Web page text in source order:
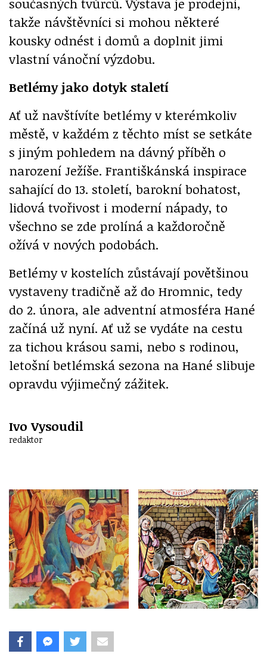
současných tvůrců. Výstava je prodejní,
takže návštěvníci si mohou některé
kousky odnést i domů a doplnit jimi
vlastní vánoční výzdobu.
Betlémy jako dotyk staletí
Ať už navštívíte betlémy v kterémkoliv
městě, v každém z těchto míst se setkáte
s jiným pohledem na dávný příběh o
narození Ježíše. Františkánská inspirace
sahající do 13. století, barokní bohatost,
lidová tvořivost i moderní nápady, to
všechno se zde prolíná a každoročně
ožívá v nových podobách.
Betlémy v kostelích zůstávají povětšinou
vystaveny tradičně až do Hromnic, tedy
do 2. února, ale adventní atmosféra Hané
začíná už nyní. Ať už se vydáte na cestu
za tichou krásou sami, nebo s rodinou,
letošní betlémská sezona na Hané slibuje
opravdu výjimečný zážitek.
Ivo Vysoudil
redaktor